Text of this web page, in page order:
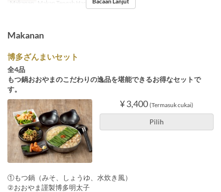
Makanan Makan Tengah Hari, Makan Malam
Makanan
博多ざんまいセット
全4品
もつ鍋おおやまのこだわりの逸品を堪能できるお得なセットで
す。
¥ 3,400 (Termasuk cukai)
Pilih
①もつ鍋（みそ、しょうゆ、水炊き風）
②おおやま謹製博多明太子